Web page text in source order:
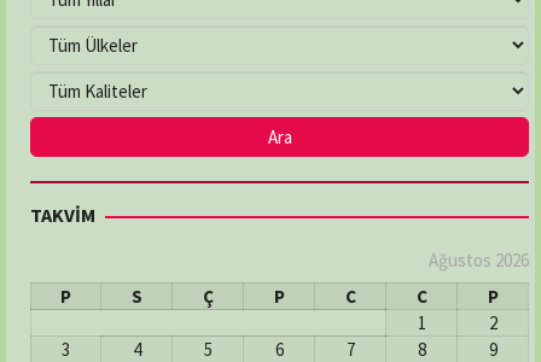
TAKVİM
Ağustos 2026
P
S Ç P C C
P
1
2
3
4 5 6 7 8
9